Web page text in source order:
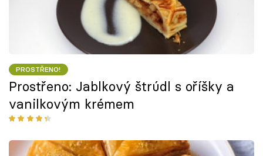
PROSTŘENO!
Prostřeno: Jablkový štrúdl s oříšky a
vanilkovým krémem